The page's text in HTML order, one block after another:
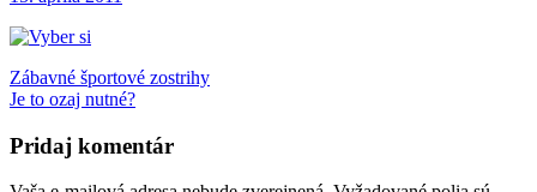
Navigácia
v
článku
Zábavné športové zostrihy
Je to ozaj nutné?
Pridaj komentár